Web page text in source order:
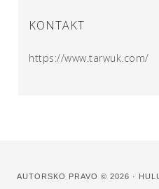
raste ovisno o
koriste kostimi i
za preobrazbu i izgradnju
kolaborativni princip.
KONTAKT
https://www.tarwuk.com/
AUTORSKO PRAVO © 2026 ·